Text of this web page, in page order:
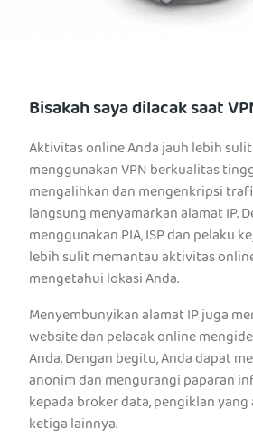
Bisakah saya dilacak saat
Aktivitas online Anda jauh lebih
menggunakan VPN berkualitas
mengalihkan dan mengenkripsi
langsung menyamarkan alamat IP.
menggunakan PIA, ISP dan pelaku
lebih sulit memantau aktivitas
mengetahui lokasi Anda.
Menyembunyikan alamat IP juga
website dan pelacak online
Anda. Dengan begitu, Anda dapat
anonim dan mengurangi paparan
kepada broker data, pengiklan
ketiga lainnya.